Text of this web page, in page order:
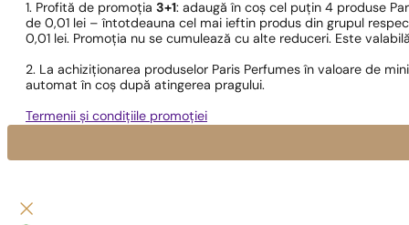
1. Profită de promoția 3+1: adaugă în coș cel puțin 4 produse
de 0,01 lei – întotdeauna cel mai ieftin produs din grupul
0,01 lei. Promoția nu se cumulează cu alte reduceri. Este
2. La achiziționarea produselor Paris Perfumes în valoare de
automat în coș după atingerea pragului.
Termenii și condițiile promoției